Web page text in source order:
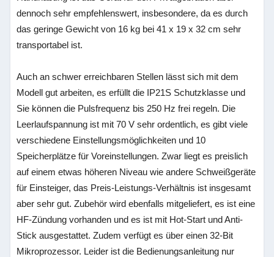
dennoch sehr empfehlenswert, insbesondere, da es durch
das geringe Gewicht von 16 kg bei 41 x 19 x 32 cm sehr
transportabel ist.
Auch an schwer erreichbaren Stellen lässt sich mit dem
Modell gut arbeiten, es erfüllt die IP21S Schutzklasse und
Sie können die Pulsfrequenz bis 250 Hz frei regeln. Die
Leerlaufspannung ist mit 70 V sehr ordentlich, es gibt viele
verschiedene Einstellungsmöglichkeiten und 10
Speicherplätze für Voreinstellungen. Zwar liegt es preislich
auf einem etwas höheren Niveau wie andere Schweißgeräte
für Einsteiger, das Preis-Leistungs-Verhältnis ist insgesamt
aber sehr gut. Zubehör wird ebenfalls mitgeliefert, es ist eine
HF-Zündung vorhanden und es ist mit Hot-Start und Anti-
Stick ausgestattet. Zudem verfügt es über einen 32-Bit
Mikroprozessor. Leider ist die Bedienungsanleitung nur